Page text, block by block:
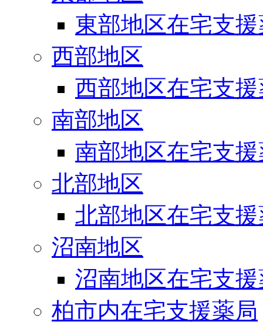
東部地区在宅支
西部地区
西部地区在宅支
南部地区
南部地区在宅支
北部地区
北部地区在宅支
沼南地区
沼南地区在宅支
柏市内在宅支援薬局